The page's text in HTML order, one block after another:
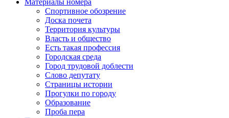
Материалы номера
Спортивное обозрение
Доска почета
Территория культуры
Власть и общество
Есть такая профессия
Городская среда
Город трудовой доблести
Слово депутату
Страницы истории
Прогулки по городу
Образование
Проба пера